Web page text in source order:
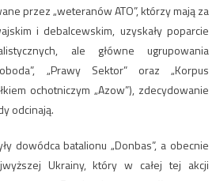
przez „weteranów ATO”, którzy mają za
i debalcewskim, uzyskały poparcie
ale główne ugrupowania
„Prawy Sektor” oraz „Korpus
ochotniczym „Azow”), zdecydowanie
odcinają.
dowódca batalionu „Donbas”, a obecnie
Ukrainy, który w całej tej akcji